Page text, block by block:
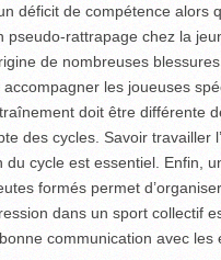
déficit de compétence alors
pseudo-rattrapage chez la
de nombreuses
les joueuses
doit être différente
des cycles. Savoir travailler
du cycle est essentiel. Enfin,
formés permet
dans un sport collectif
communi­cation avec les